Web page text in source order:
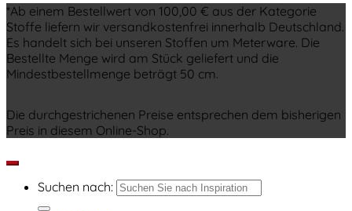
*Ab einem Bestellwert von 100,00 € aus der Kategorie
Stoffe liefern wir versandkostenfrei innerhalb Deutschland.
Es handelt sich bei unseren Stoffen um Meterware. Die
Bestellte Menge wird am Stück geliefert und die
Mindestbestellmenge beträgt 50 cm.
Die durchgestrichenen Preise entsprechen dem bisherigen
Preis in diesem Online-Shop.
Suchen nach: